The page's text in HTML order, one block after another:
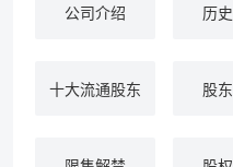
公司介绍 历
十大流通股东 股